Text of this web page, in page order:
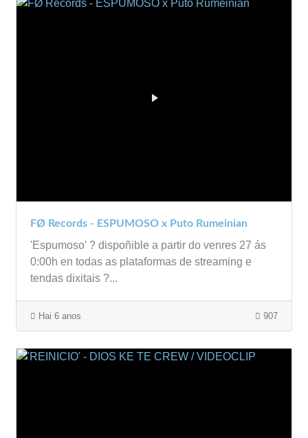
FØ Records - ESPUMOSO x Puto Rumeinian
'Espumoso' ? dispoñible a partir do venres 27 ás
0:00h en todas as plataformas de streaming e
tendas dixitais ?...
Hai 6 anos 907